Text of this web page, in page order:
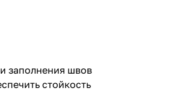
заполнения швов
стойкость